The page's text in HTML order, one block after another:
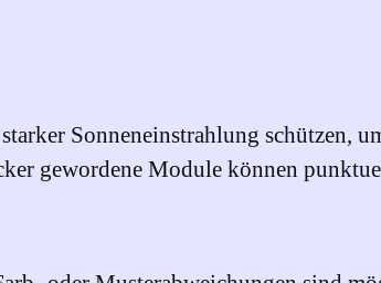
e
n
Sonneneinstrahlung schützen,
gewordene Module können